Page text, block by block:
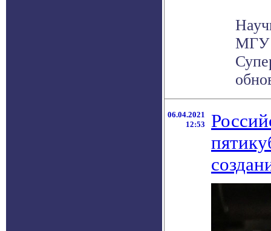
МГУ
06.04.2021
12:53